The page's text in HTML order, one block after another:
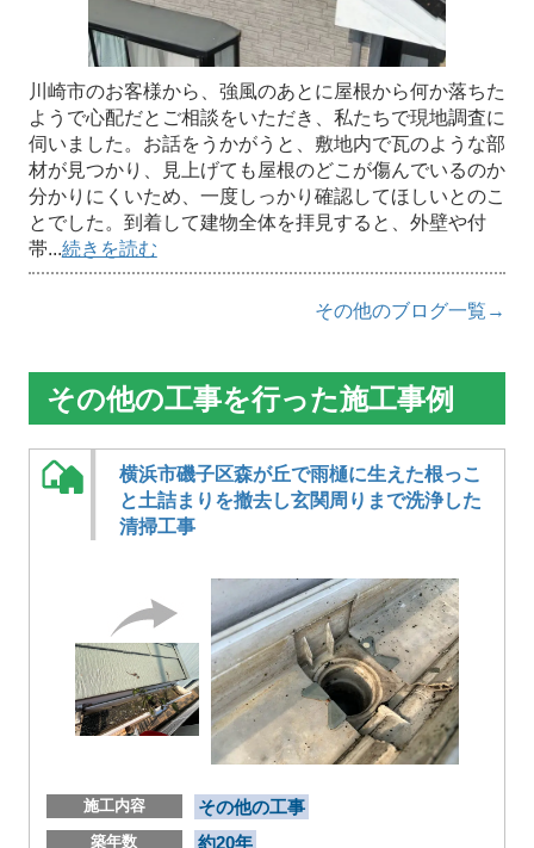
川崎市のお客様から、強風のあとに屋根から何か落ちた
ようで心配だとご相談をいただき、私たちで現地調査に
伺いました。お話をうかがうと、敷地内で瓦のような部
材が見つかり、見上げても屋根のどこが傷んでいるのか
分かりにくいため、一度しっかり確認してほしいとのこ
とでした。到着して建物全体を拝見すると、外壁や付
帯...続きを読む
その他のブログ一覧→
その他の工事を行った施工事例
横浜市磯子区森が丘で雨樋に生えた根っこ
と土詰まりを撤去し玄関周りまで洗浄した
清掃工事
施工内容 その他の工事
築年数 約20年